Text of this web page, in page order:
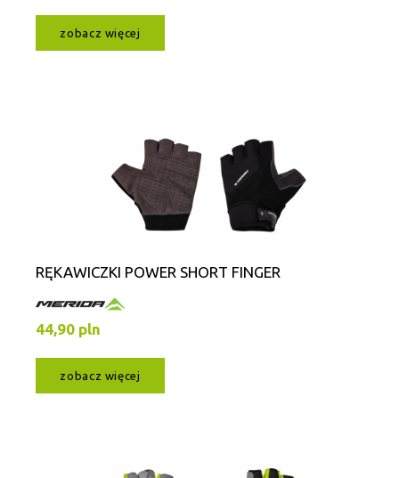
zobacz więcej
RĘKAWICZKI POWER SHORT FINGER
44,90 pln
zobacz więcej